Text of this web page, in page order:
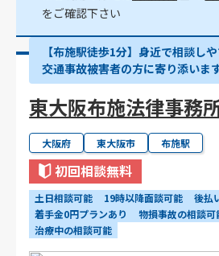
をご確認下さい
【布施駅徒歩1分】身近で相談し
交通事故被害者の方に寄り添いま
東大阪布施法律事務
大阪府 東大阪市 布施駅
初回相談無料
土日相談可能 19時以降面談可能
後払
着手金0円プランあり
物損事故の相談可
治療中の相談可能